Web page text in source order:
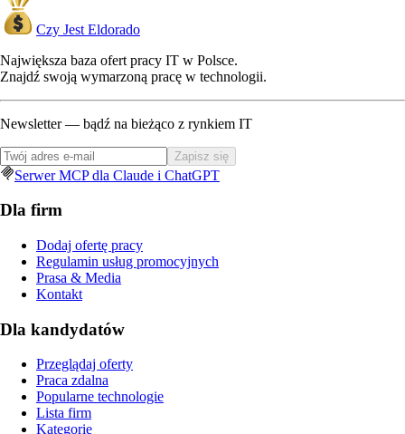
Czy Jest Eldorado
Największa baza ofert pracy IT w Polsce.
Znajdź swoją wymarzoną pracę w technologii.
Newsletter — bądź na bieżąco z rynkiem IT
Zapisz się
Serwer MCP dla Claude i ChatGPT
Dla firm
Dodaj ofertę pracy
Regulamin usług promocyjnych
Prasa & Media
Kontakt
Dla kandydatów
Przeglądaj oferty
Praca zdalna
Popularne technologie
Lista firm
Kategorie